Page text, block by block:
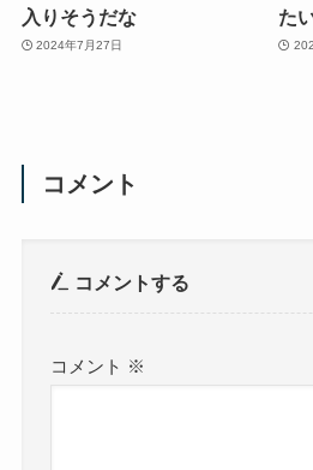
入りそうだな
2024年7月27日
た
コメント
コメントする
コメント ※